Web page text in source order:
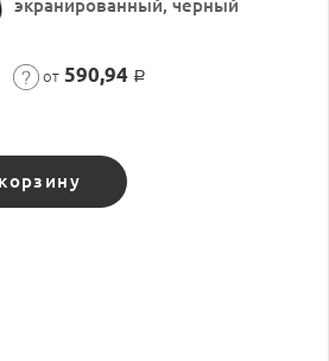
экранированный, черный
от 590,94 Р